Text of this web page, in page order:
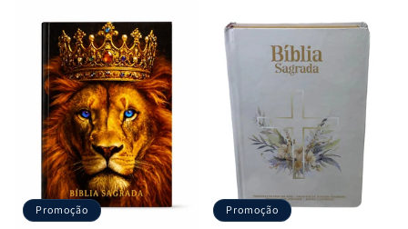
com
Mulheres
da
Bíblia
Isabelle
S.
Alves
com
as
Mulheres
da
Bíblia
|
Isabelle
S.
Alves
a
Bíblia
Livro
por
Livro
um
panorama
completo
dos
66
a
Bíblia
Livro
-
um
panorama
completo
dos
Promoção Promoção